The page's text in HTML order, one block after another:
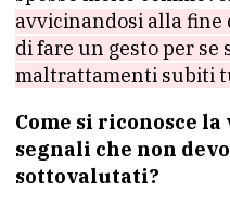
avvicinandosi alla
di fare un gesto per se
maltrattamenti subiti
Come si riconosce
segnali che non
sottovalutati?